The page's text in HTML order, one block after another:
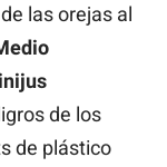
las orejas al
de los
de plástico